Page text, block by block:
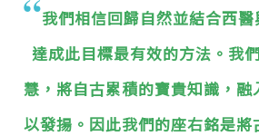
我們相信回歸自然並結合西
達成此目標最有效的方法。我
慧，將自古累積的寶貴知識，融
以發揚。因此我們的座右銘是將